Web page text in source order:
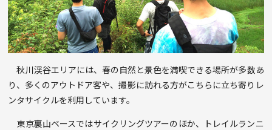
秋川渓谷エリアには、春の自然と景色を満喫できる場所が多数あ
り、多くのアウトドア客や、撮影に訪れる方がこちらに立ち寄りレ
ンタサイクルを利用しています。
東京裏山ベースではサイクリングツアーのほか、トレイルランニ